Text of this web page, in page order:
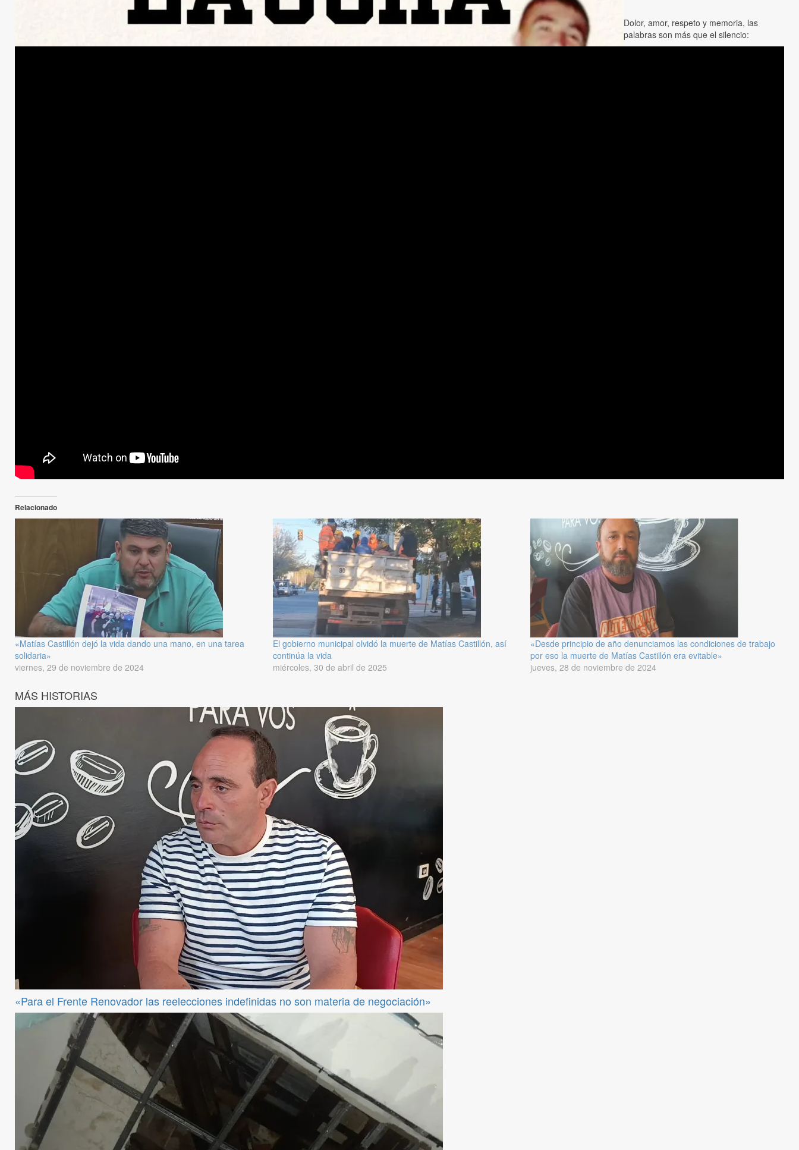
Dolor, amor, respeto y memoria, las
palabras son más que el silencio:
Relacionado
«Matías Castillón dejó la vida dando una mano, en una tarea
solidaria»
viernes, 29 de noviembre de 2024
El gobierno municipal olvidó la muerte de Matías Castillón, así
continúa la vida
miércoles, 30 de abril de 2025
«Desde principio de año denunciamos las condiciones de trabajo
por eso la muerte de Matías Castillón era evitable»
jueves, 28 de noviembre de 2024
MÁS HISTORIAS
«Para el Frente Renovador las reelecciones indefinidas no son materia de negociación»